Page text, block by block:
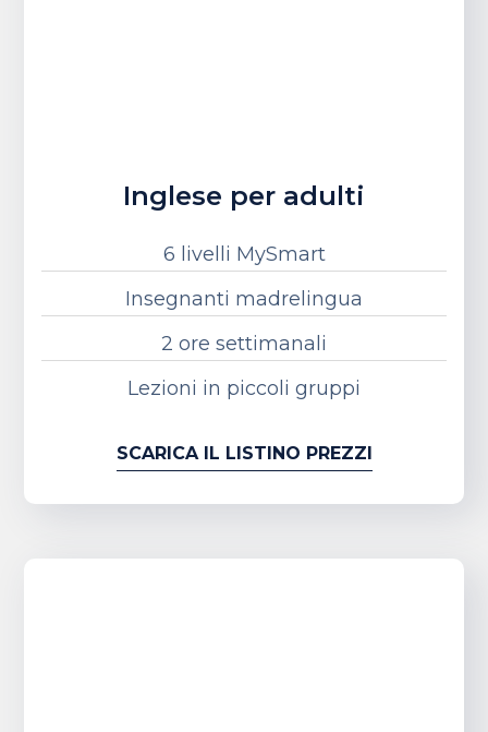
Inglese per adulti
6 livelli MySmart
Insegnanti madrelingua
2 ore settimanali
Lezioni in piccoli gruppi
SCARICA IL LISTINO PREZZI